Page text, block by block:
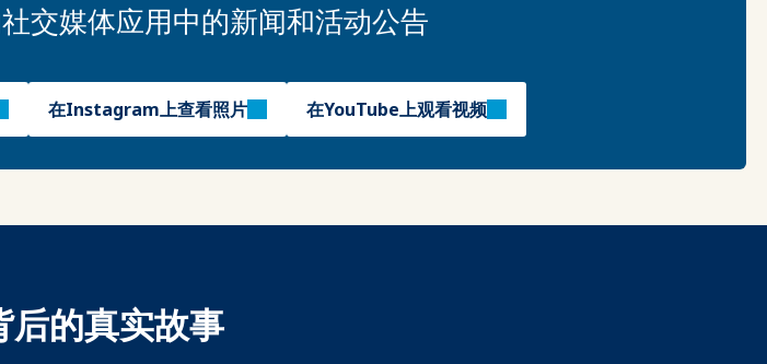
交媒体应用中的新闻和活动公告
在Instagram上查看照片 在YouTube上观看视频
后的真实故事